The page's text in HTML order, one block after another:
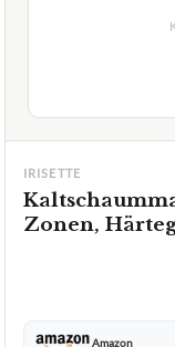
IRISETTE
Zonen,
Amazon